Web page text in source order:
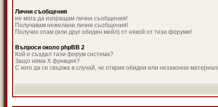
Лични съобщения
не мога да изпращам лични съобщения!
Получавам нежелани лични съобщения!
Получих спам (или друг обиден мейл) от някой от тези форуми!
Въпроси около phpBB 2
Кой е създал тази форум система?
Защо няма X функция?
С кого да се свържа в случай, че открия обидни или незаконни